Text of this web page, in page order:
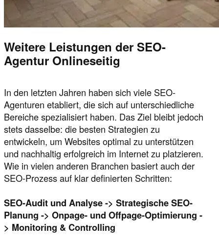
Weitere Leistungen der SEO-
Agentur Onlineseitig
In den letzten Jahren haben sich viele SEO-
Agenturen etabliert, die sich auf unterschiedliche
Bereiche spezialisiert haben. Das Ziel bleibt jedoch
stets dasselbe: die besten Strategien zu
entwickeln, um Websites optimal zu unterstützen
und nachhaltig erfolgreich im Internet zu platzieren.
Wie in vielen anderen Branchen basiert auch der
SEO-Prozess auf klar definierten Schritten:
SEO-Audit und Analyse -> Strategische SEO-
Planung -> Onpage- und Offpage-Optimierung -
> Monitoring & Controlling